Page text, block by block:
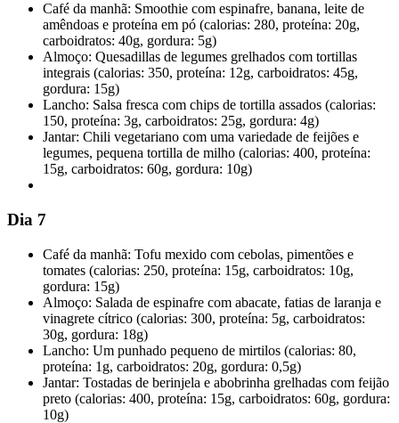
Café da manhã: Smoothie com espinafre, banana, leite de
amêndoas e proteína em pó (calorias: 280, proteína: 20g,
carboidratos: 40g, gordura: 5g)
Almoço: Quesadillas de legumes grelhados com tortillas
integrais (calorias: 350, proteína: 12g, carboidratos: 45g,
gordura: 15g)
Lancho: Salsa fresca com chips de tortilla assados (calorias:
150, proteína: 3g, carboidratos: 25g, gordura: 4g)
Jantar: Chili vegetariano com uma variedade de feijões e
legumes, pequena tortilla de milho (calorias: 400, proteína:
15g, carboidratos: 60g, gordura: 10g)
Dia 7
Café da manhã: Tofu mexido com cebolas, pimentões e
tomates (calorias: 250, proteína: 15g, carboidratos: 10g,
gordura: 15g)
Almoço: Salada de espinafre com abacate, fatias de laranja e
vinagrete cítrico (calorias: 300, proteína: 5g, carboidratos:
30g, gordura: 18g)
Lancho: Um punhado pequeno de mirtilos (calorias: 80,
proteína: 1g, carboidratos: 20g, gordura: 0,5g)
Jantar: Tostadas de berinjela e abobrinha grelhadas com feijão
preto (calorias: 400, proteína: 15g, carboidratos: 60g, gordura:
10g)